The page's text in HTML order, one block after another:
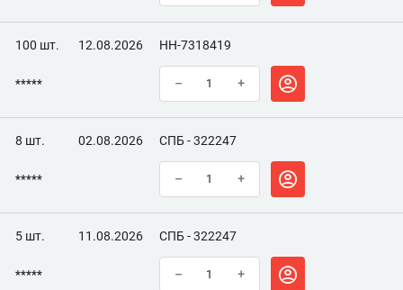
100 шт. 12.08.2026 НН-7318419
***** – +
8 шт. 02.08.2026 СПБ - 322247
***** – +
5 шт. 11.08.2026 СПБ - 322247
***** – +